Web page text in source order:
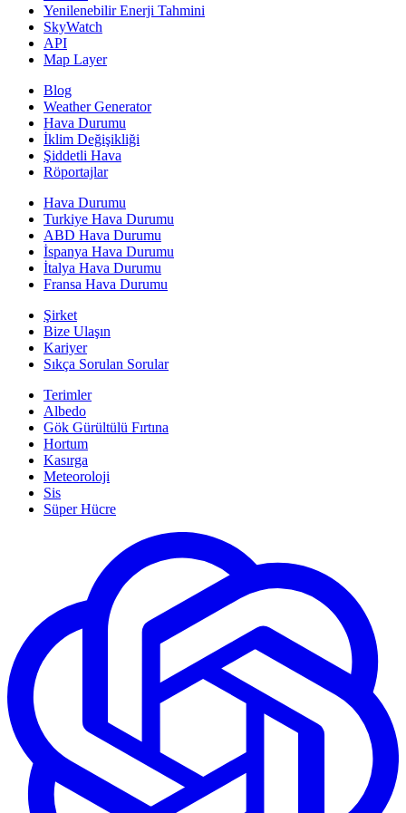
Yenilenebilir Enerji Tahmini
SkyWatch
API
Map Layer
Blog
Weather Generator
Hava Durumu
İklim Değişikliği
Şiddetli Hava
Röportajlar
Hava Durumu
Turkiye Hava Durumu
ABD Hava Durumu
İspanya Hava Durumu
İtalya Hava Durumu
Fransa Hava Durumu
Şirket
Bize Ulaşın
Kariyer
Sıkça Sorulan Sorular
Terimler
Albedo
Gök Gürültülü Fırtına
Hortum
Kasırga
Meteoroloji
Sis
Süper Hücre